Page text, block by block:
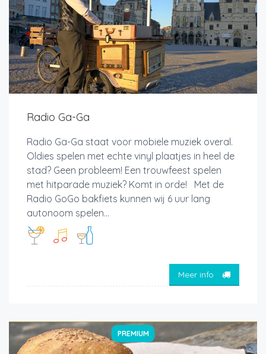
Radio Ga-Ga
Radio Ga-Ga staat voor mobiele muziek overal.
Oldies spelen met echte vinyl plaatjes in heel de
stad? Geen probleem! Een trouwfeest spelen
met hitparade muziek? Komt in orde! Met de
Radio GoGo bakfiets kunnen wij 6 uur lang
autonoom spelen...
Meer info
PREMIUM